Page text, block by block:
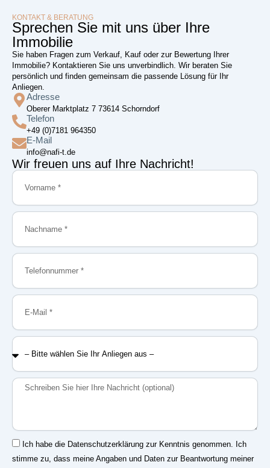
KONTAKT & BERATUNG
Sprechen Sie mit uns über Ihre
Immobilie
Sie haben Fragen zum Verkauf, Kauf oder zur Bewertung Ihrer
Immobilie? Kontaktieren Sie uns unverbindlich. Wir beraten Sie
persönlich und finden gemeinsam die passende Lösung für Ihr
Anliegen.
Adresse
Oberer Marktplatz 7 73614 Schorndorf
Telefon
+49 (0)7181 964350
E-Mail
info@nafi-t.de
Wir freuen uns auf Ihre Nachricht!
Vorname
Nachname
Telefonnummer
E-
Mail
–
Bitte
Sie
Ihr
Nachricht
Einwilligung
Ich habe die Datenschutzerklärung zur Kenntnis genommen. Ich
stimme zu, dass meine Angaben und Daten zur Beantwortung meiner